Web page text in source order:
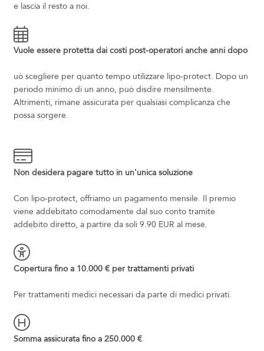
e lascia il resto a noi.
Vuole essere protetta dai costi post-operatori anche anni dopo
uò scegliere per quanto tempo utilizzare lipo-protect. Dopo un
periodo minimo di un anno, può disdire mensilmente.
Altrimenti, rimane assicurata per qualsiasi complicanza che
possa sorgere.
Non desidera pagare tutto in un'unica soluzione
Con lipo-protect, offriamo un pagamento mensile. Il premio
viene addebitato comodamente dal suo conto tramite
addebito diretto, a partire da soli 9.90 EUR al mese.
Copertura fino a 10.000 € per trattamenti privati
Per trattamenti medici necessari da parte di medici privati.
Somma assicurata fino a 250.000 €